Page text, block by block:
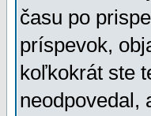
času po
príspevok,
koľkokrát ste
neodpovedal,